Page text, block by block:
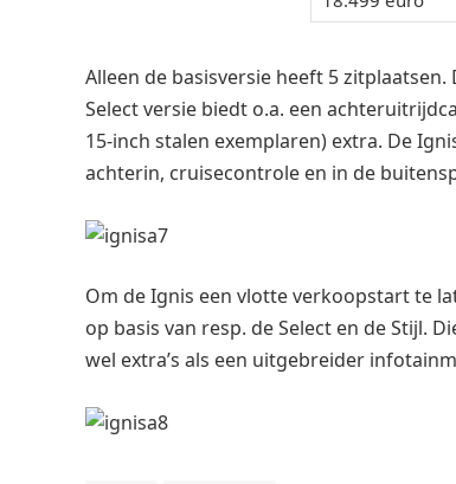
Alleen de basisversie heeft 5
Select versie biedt o.a. een
15-inch stalen exemplaren) extra. De
achterin, cruisecontrole en in de
Om de Ignis een vlotte verkoopstart te
op basis van resp. de Select en de Stijl.
wel extra’s als een uitgebreider